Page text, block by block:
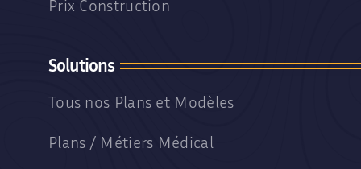
Prix Construction
Solutions
Tous nos Plans et Modèles
Plans / Métiers Médical